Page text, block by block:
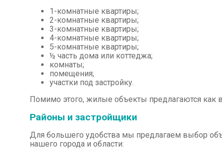
1-комнатные квартиры;
2-комнатные квартиры;
3-комнатные квартиры;
4-комнатные квартиры;
5-комнатные квартиры;
½ часть дома или коттеджа;
комнаты;
помещения;
участки под застройку.
Помимо этого, жилые объекты предлагаются как
Районы и застройщики
Для большего удобства мы предлагаем выбор
нашего города и области: